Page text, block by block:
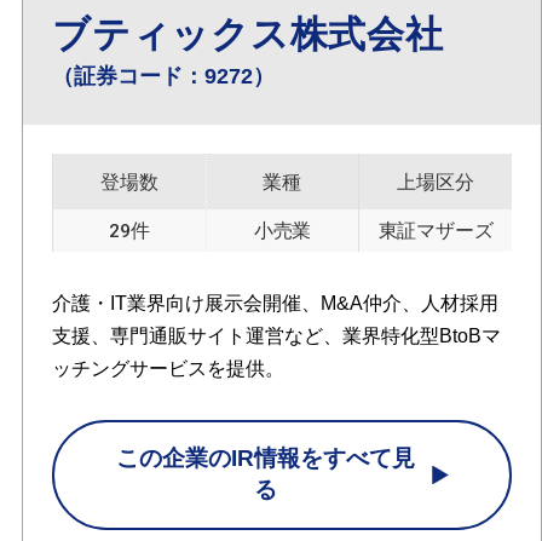
ブティックス株式会社
（証券コード：9272）
登場数
29件
業種
小売業
上場区分
東証マザーズ
介護・IT業界向け展示会開催、M&A仲介、人材採用
支援、専門通販サイト運営など、業界特化型BtoBマ
ッチングサービスを提供。
この企業のIR情報をすべて見
る